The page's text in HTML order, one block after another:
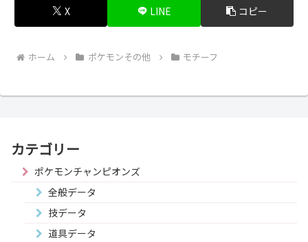
X LINE コピー
ホーム ポケモンその他 モチーフ
カテゴリー
ポケモンチャンピオンズ
全般データ
技データ
道具データ